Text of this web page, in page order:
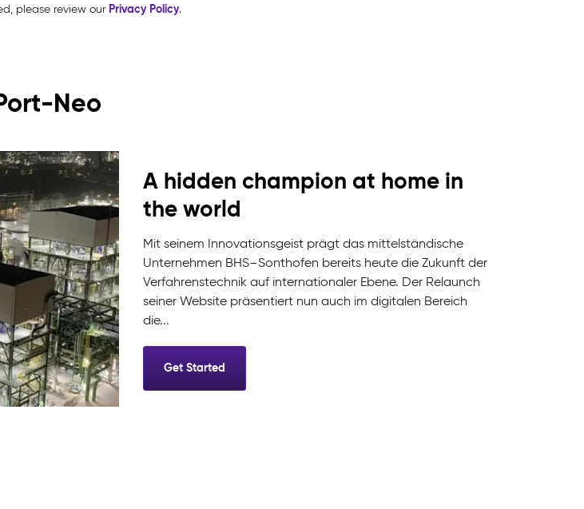
please review our Privacy Policy.
Neo
A hidden champion at home in
the world
Mit seinem Innovationsgeist prägt das mittelständische
Unternehmen BHS–Sonthofen bereits heute die Zukunft der
Verfahrenstechnik auf internationaler Ebene. Der Relaunch
seiner Website präsentiert nun auch im digitalen Bereich
die...
Get Started